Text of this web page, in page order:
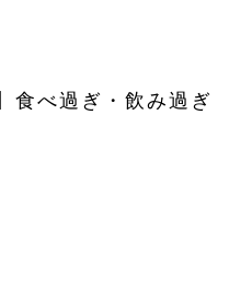
食べ過ぎ・飲み過ぎ